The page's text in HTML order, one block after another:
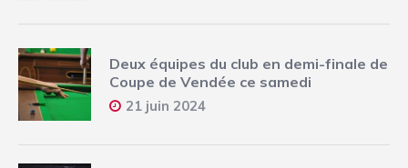
Deux équipes du club en demi-finale de
Coupe de Vendée ce samedi
21 juin 2024